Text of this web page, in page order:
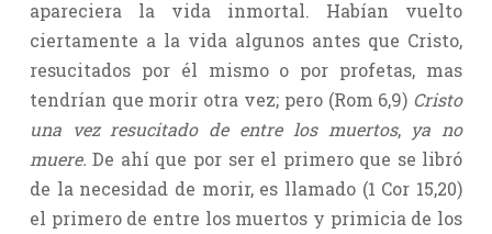
apareciera la vida inmortal. Habían vuelto
ciertamente a la vida algunos antes que Cristo,
resucitados por él mismo o por profetas, mas
tendrían que morir otra vez; pero (Rom 6,9) Cristo
una vez resucitado de entre los muertos,ya no
muere.De ahí que por ser el primero que se libró
de la necesidad de morir, es llamado (1 Cor 15,20)
el primero de entre los muertos y primicia de los